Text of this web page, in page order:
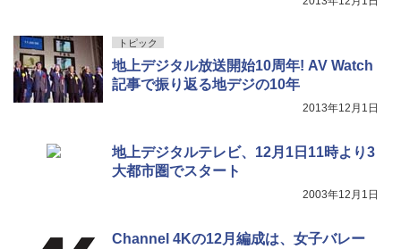
トピック
地上デジタル放送開始10周年! AV Watch
記事で振り返る地デジの10年
2013年12月1日
地上デジタルテレビ、12月1日11時より3
大都市圏でスタート
2003年12月1日
Channel 4Kの12月編成は、女子バレー